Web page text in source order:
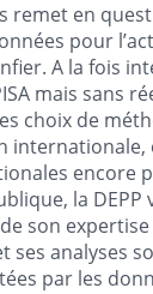
remet en
pour
A la fois
mais sans
choix de
internationale,
encore
la
son
ses analyses
par les